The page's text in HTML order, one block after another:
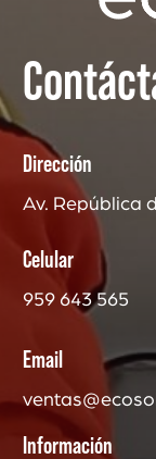
Dirección
Av. República
Celular
959 643 565
Email
Información